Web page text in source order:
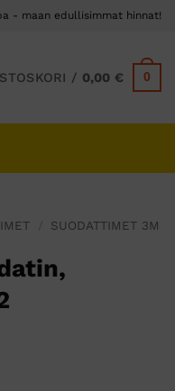
- maan edullisimmat hinnat!
/ 0,00€ 0
SUODATTIMET 3M